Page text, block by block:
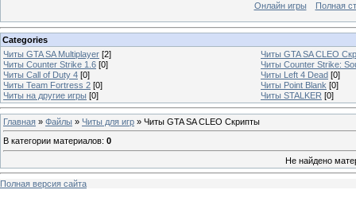
Онлайн игры
Полная
Categories
Читы GTA SA Multiplayer [2]
Читы GTA SA CLEO
Читы Counter Strike 1.6 [0]
Читы Counter Strike:
Читы Call of Duty 4 [0] Читы Left 4 Dead [0]
Читы Team Fortress 2 [0] Читы Point Blank [0]
Читы на другие игры [0] Читы STALKER [0]
Главная » Файлы » Читы для игр » Читы GTA SA CLEO Скрипты
В категории материалов: 0
Не найдено
Полная версия сайта